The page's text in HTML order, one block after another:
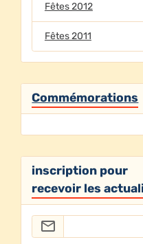
Fêtes 2012
Fêtes 2011
Commémorations
inscription pour
recevoir les